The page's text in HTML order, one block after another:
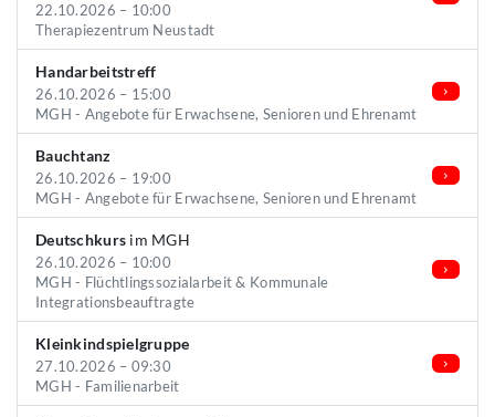
22.10.2026 – 10:00
Therapiezentrum Neustadt
Handarbeitstreff
26.10.2026 – 15:00
MGH - Angebote für Erwachsene, Senioren und Ehrenamt
Bauchtanz
26.10.2026 – 19:00
MGH - Angebote für Erwachsene, Senioren und Ehrenamt
Deutschkurs im MGH
26.10.2026 – 10:00
MGH - Flüchtlingssozialarbeit & Kommunale
Integrationsbeauftragte
Kleinkindspielgruppe
27.10.2026 – 09:30
MGH - Familienarbeit